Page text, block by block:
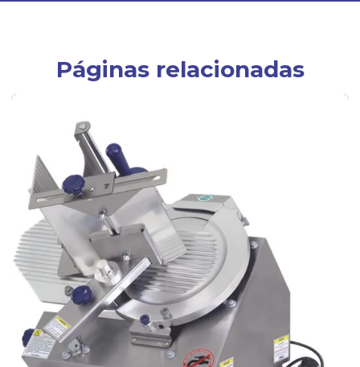
Páginas relacionadas